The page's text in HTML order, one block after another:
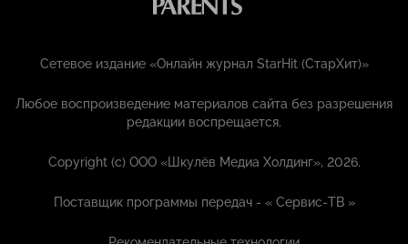
Сетевое издание «Онлайн журнал StarHit (СтарХит)»
Любое воспроизведение материалов сайта без разрешения
редакции воспрещается.
Copyright (с) ООО «Шкулёв Медиа Холдинг», 2026.
Поставщик программы передач - «Сервис-ТВ »